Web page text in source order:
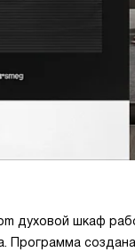
духовой шкаф
Программа